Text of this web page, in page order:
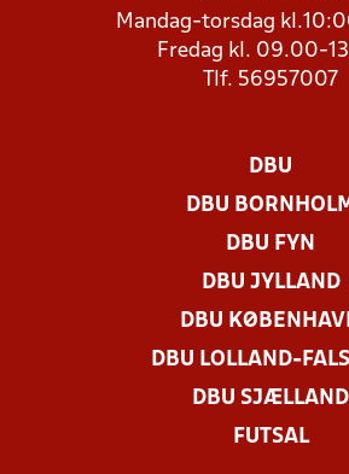
Mandag-torsdag
Fredag kl. 09.00-
Tlf. 56957007
DBU
DBU BORNHOLM
DBU FYN
DBU JYLLAND
DBU
DBU LOLLAND-
DBU SJÆLLAND
FUTSAL